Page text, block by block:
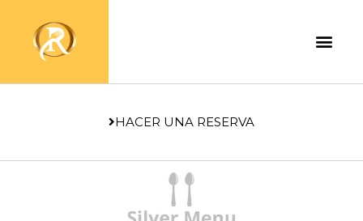
HACER UNA RESERVA